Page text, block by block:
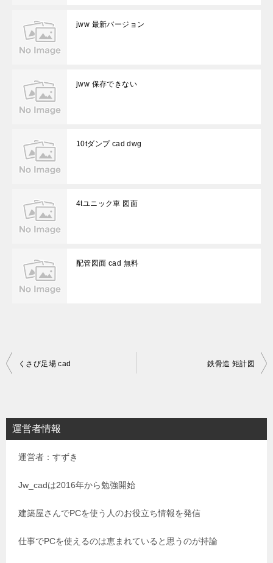
jww 最新バージョン
jww 保存できない
10tダンプ cad dwg
4tユニック車 図面
配管図面 cad 無料
投
ビ
ゲ
くさび足場 cad 鉄骨造 矩計図
運営者情報
運営者：すずき
Jw_cadは2016年から勉強開始
建築屋さんでPCを使う人のお役立ち情報を発信
仕事でPCを使えるのは恵まれていると思うのが持論